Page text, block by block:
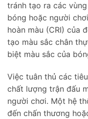
tránh tạo ra các
bóng hoặc người
hoàn màu (CRI) của
tạo màu sắc chân
biệt màu sắc của
Việc tuân thủ các
chất lượng trận đấu
người chơi. Một hệ
đến chấn thương